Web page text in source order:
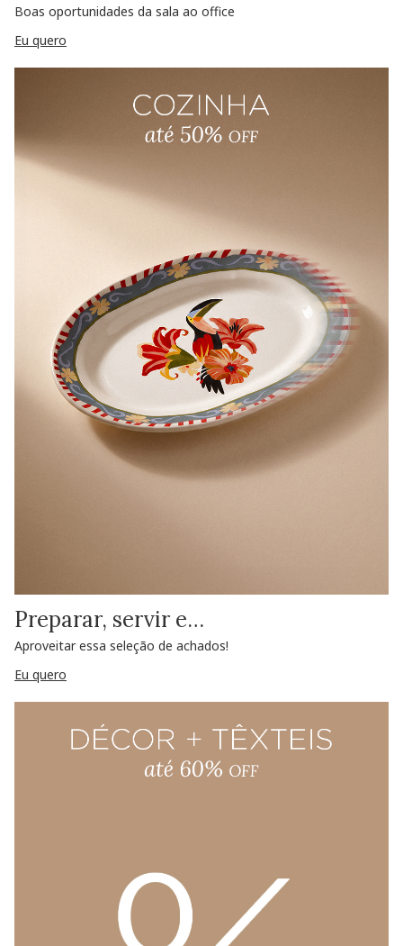
Boas oportunidades da sala ao office
Eu quero
Preparar, servir e…
Aproveitar essa seleção de achados!
Eu quero